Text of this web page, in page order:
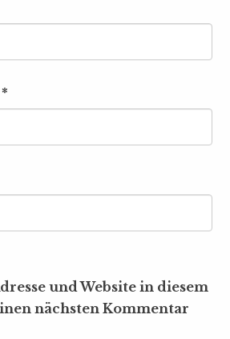
*
und Website in diesem
nächsten Kommentar